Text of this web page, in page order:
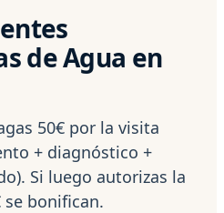
de Agua en
50€ por la visita
+ diagnóstico +
Si luego autorizas la
se bonifican.